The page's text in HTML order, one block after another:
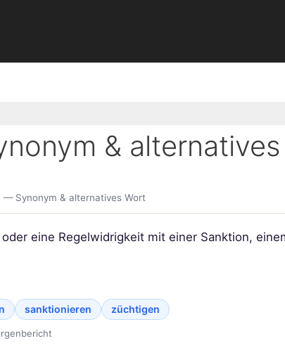
&
— Synonym & alternatives Wort
eine Regelwidrigkeit mit einer Sanktion,
sanktionieren züchtigen